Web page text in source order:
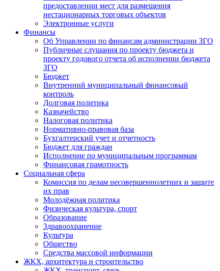
предоставлении мест для размещения
нестационарных торговых объектов
Электронные услуги
Финансы
Об Управлении по финансам администрации ЗГО
Публичные слушания по проекту бюджета и
проекту годового отчета об исполнении бюджета
ЗГО
Бюджет
Внутренний муниципальный финансовый
контроль
Долговая политика
Казначейство
Налоговая политика
Нормативно-правовая база
Бухгалтерский учет и отчетность
Бюджет для граждан
Исполнение по муниципальным программам
Финансовая грамотность
Социальная сфера
Комиссия по делам несовершеннолетних и защите
их прав
Молодёжная политика
Физическая культура, спорт
Образование
Здравоохранение
Культура
Общество
Средства массовой информации
ЖКХ, архитектура и строительство